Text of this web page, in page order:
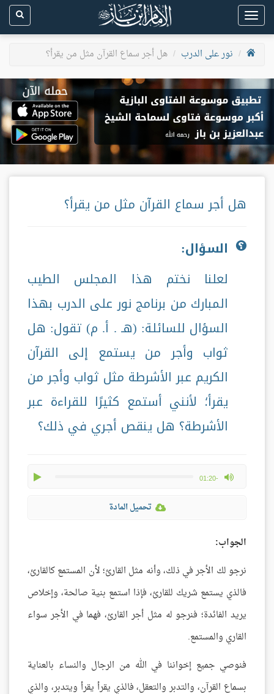
Toggle
navigation
نور على الدرب
هل أجر سماع القرآن مثل من يقرأ؟
هل أجر سماع القرآن مثل من يقرأ؟
السؤال:
لعلنا نختم هذا المجلس الطيب
المبارك من برنامج نور على الدرب بهذا
السؤال للسائلة: (هـ . أ. م) تقول: هل
ثواب وأجر من يستمع إلى القرآن
الكريم عبر الأشرطة مثل ثواب وأجر من
يقرأ؛ لأنني أستمع كثيرًا للقراءة عبر
الأشرطة؟ هل ينقص أجري في ذلك؟
-01:20
max volume
تحميل المادة
الجواب:
نرجو لك الأجر في ذلك، وأنه مثل القارئ؛ لأن المستمع كالقارئ،
فالذي يستمع شريك للقارئ، فإذا استمع بنية صالحة، وإخلاص
يريد الفائدة؛ فنرجو له مثل أجر القارئ، فهما في الأجر سواء
القاري والمستمع.
فنوصي جميع إخواننا في الله من الرجال والنساء بالعناية
بسماع القرآن، والتدبر والتعقل، فالذي يقرأ يقرأ ويتدبر، والذي